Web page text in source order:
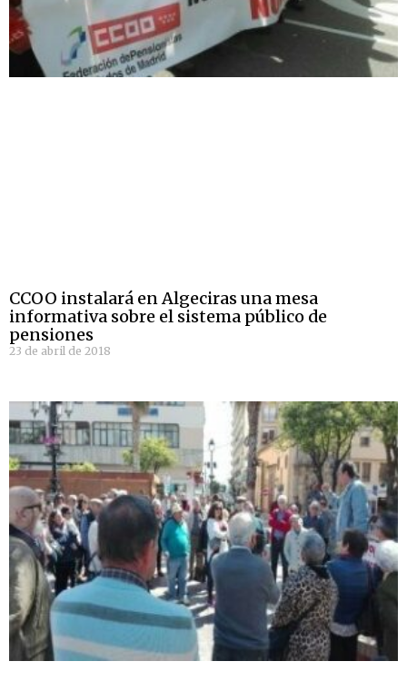
CCOO instalará en Algeciras una mesa
informativa sobre el sistema público de
pensiones
23 de abril de 2018